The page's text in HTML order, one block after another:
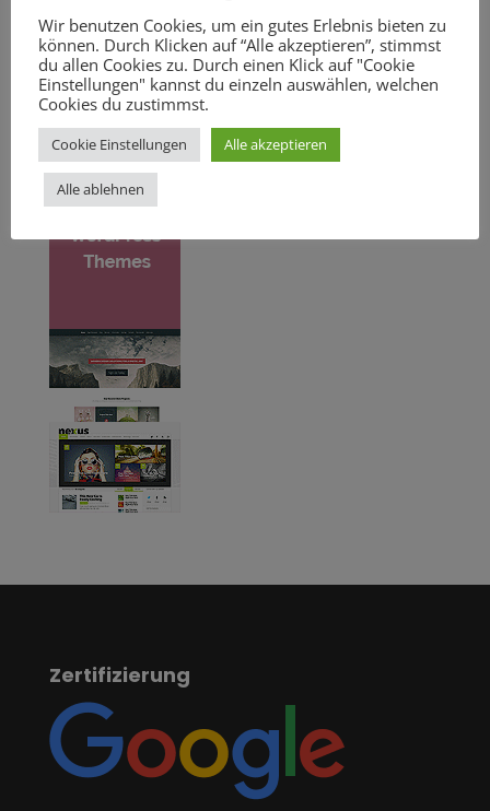
Zertifizierung
Wir benutzen Cookies, um ein gutes Erlebnis bieten zu
können. Durch Klicken auf “Alle akzeptieren”, stimmst
du allen Cookies zu. Durch einen Klick auf "Cookie
Einstellungen" kannst du einzeln auswählen, welchen
Cookies du zustimmst.
Cookie Einstellungen Alle akzeptieren
Alle ablehnen